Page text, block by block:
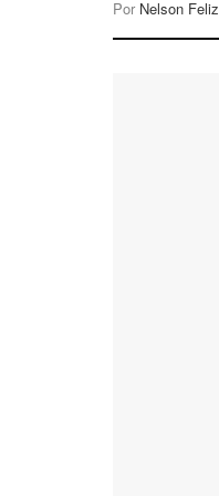
Por Nelson Feliz